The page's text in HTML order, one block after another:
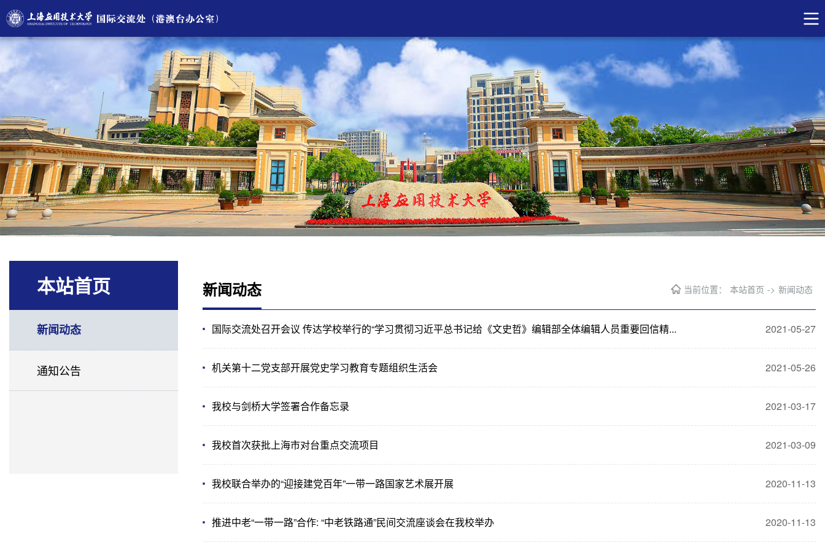
本站首页
新闻动态
通知公告
新闻动态 当前位置： 本站首页 -> 新闻动态
2021-05-27
国际交流处召开会议 传达学校举行的“学习贯彻习近平总书记给《文史哲》编辑部全体编辑人员重要回信精...
2021-05-26
机关第十二党支部开展党史学习教育专题组织生活会
2021-03-17
我校与剑桥大学签署合作备忘录
2021-03-09
我校首次获批上海市对台重点交流项目
2020-11-13
我校联合举办的“迎接建党百年”一带一路国家艺术展开展
2020-11-13
推进中老“一带一路”合作: “中老铁路通”民间交流座谈会在我校举办